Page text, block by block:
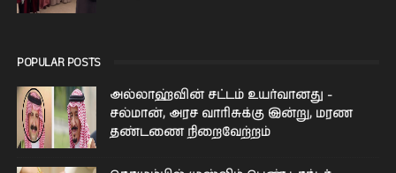
POPULAR POSTS
அல்லாஹ்வின் சட்டம் உயர்வானது -
சல்மான், அரச வாரிசுக்கு இன்று, மரண
தண்டணை நிறைவேற்றம்